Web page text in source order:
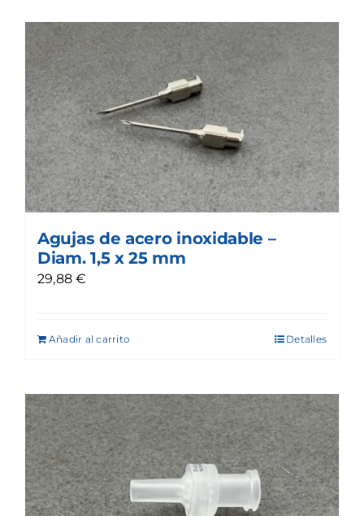
Agujas de acero inoxidable –
Diam. 1,5 x 25 mm
29,88€
Añadir al carrito Detalles